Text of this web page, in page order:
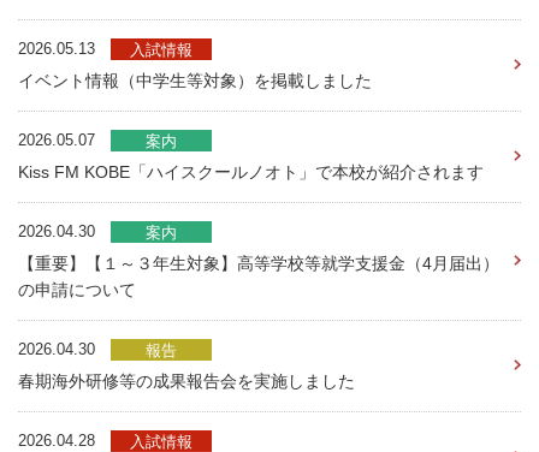
2026.05.13 入試情報
イベント情報（中学生等対象）を掲載しました
2026.05.07 案内
Kiss FM KOBE「ハイスクールノオト」で本校が紹介されます
2026.04.30 案内
【重要】【１～３年生対象】高等学校等就学支援金（4月届出）
の申請について
2026.04.30 報告
春期海外研修等の成果報告会を実施しました
2026.04.28 入試情報